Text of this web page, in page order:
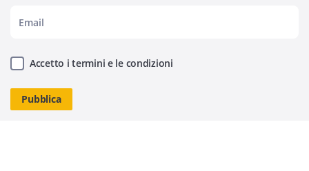
Accetto i termini e le condizioni